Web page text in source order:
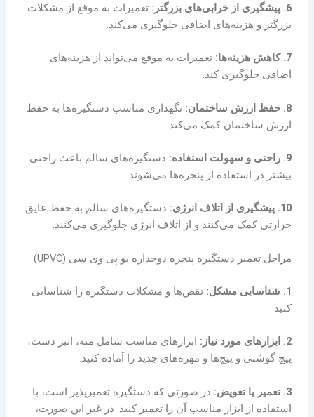
6. پیشگیری از خرابی‌های بزرگتر:
تعمیرات به موقع از مشکلات
بزرگتر و هزینه‌های اضافی جلوگیری می‌کند.
7. کاهش هزینه‌ها:
تعمیرات به موقع می‌تواند از هزینه‌های
اضافی جلوگیری کند.
8. حفظ ارزش ساختمان:
نگهداری مناسب دستگیره‌ها به حفظ
ارزش ساختمان کمک می‌کند.
9. راحتی و سهولت استفاده:
دستگیره‌های سالم باعث راحتی
بیشتر در استفاده از پنجره‌ها می‌شوند.
10. پیشگیری از اتلاف انرژی:
دستگیره‌های سالم به حفظ عایق
حرارتی کمک می‌کنند و از اتلاف انرژی جلوگیری می‌کنند.
مراحل تعمیر دستگیره پنجره دوجداره یو پی وی سی (UPVC)
1. شناسایی مشکل:
نقص‌ها و مشکلات دستگیره را شناسایی
کنید.
2. ابزارهای مورد نیاز:
ابزارهای مناسب شامل مته، انبر دست،
پیچ گوشتی و پیچ‌ها و مهره‌های جدید را آماده کنید.
3. تعمیر یا تعویض:
در صورتی که دستگیره تعمیرپذیر است، با
استفاده از ابزار مناسب آن را تعمیر کنید. در غیر این صورت،